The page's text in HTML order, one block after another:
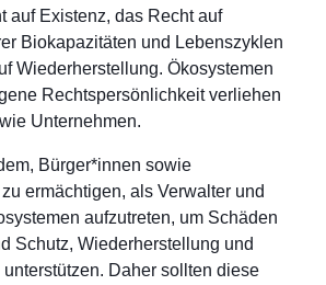
auf Existenz, das Recht auf
Biokapazitäten und Lebenszyklen
Wiederherstellung. Ökosystemen
Rechtspersönlichkeit verliehen
Unternehmen.
Bürger*innen sowie
ermächtigen, als Verwalter und
aufzutreten, um Schäden
Schutz, Wiederherstellung und
Daher sollten diese